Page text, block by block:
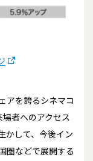
アを誇るシネマコ
者へのアクセス
かして、今後イン
圏などで展開する